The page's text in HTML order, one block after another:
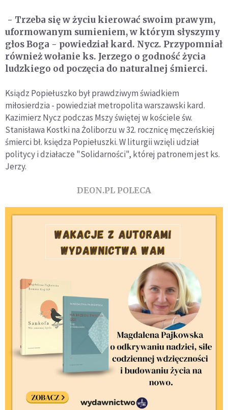
- Trzeba się w życiu kierować swoim prawym,
uformowanym sumieniem, w którym słyszymy
głos Boga - powiedział kard. Nycz. Przypomniał
również wołanie ks. Jerzego o godność życia
ludzkiego od poczęcia do naturalnej śmierci.
Ksiądz Popiełuszko był prawdziwym świadkiem
miłosierdzia - powiedział metropolita warszawski kard.
Kazimierz Nycz podczas Mszy świętej w kościele św.
Stanisława Kostki na Żoliborzu w 32. rocznicę męczeńskiej
śmierci bł. księdza Popiełuszki. W liturgii wzięli udział
politycy i działacze "Solidarności", której patronem jest ks.
Jerzy.
DEON.PL POLECA